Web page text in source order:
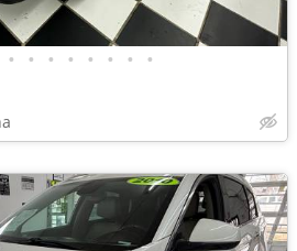
• • • • • • • •